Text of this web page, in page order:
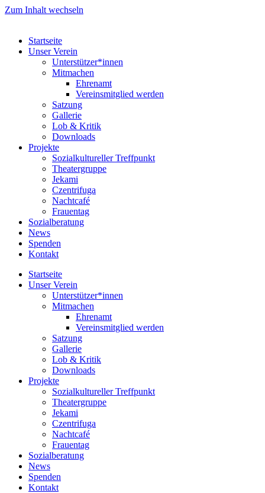
Zum Inhalt wechseln
Startseite
Unser Verein
Unterstützer*innen
Mitmachen
Ehrenamt
Vereinsmitglied werden
Satzung
Gallerie
Lob & Kritik
Downloads
Projekte
Sozialkultureller Treffpunkt
Theatergruppe
Jekami
Czentrifuga
Nachtcafé
Frauentag
Sozialberatung
News
Spenden
Kontakt
Startseite
Unser Verein
Unterstützer*innen
Mitmachen
Ehrenamt
Vereinsmitglied werden
Satzung
Gallerie
Lob & Kritik
Downloads
Projekte
Sozialkultureller Treffpunkt
Theatergruppe
Jekami
Czentrifuga
Nachtcafé
Frauentag
Sozialberatung
News
Spenden
Kontakt